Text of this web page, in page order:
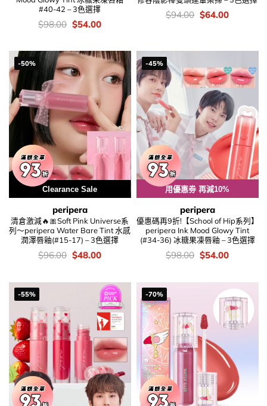
#40-42 – 3色選擇
價
錢：
$98.00 Original
price
$98.00.
$54.00Current
$54.00.
價
錢：
$94.00 Original
price
$64.00Current
-50%
Clearance Sale
peripera
清倉激減🔥🎀Soft Pink Universe系
列～peripera Water Bare Tint 水感
潤澤唇釉(#15-17) – 3色選擇
價
$96.00 Original
$96.00.
$48.00Current
$48.00.
-45%
用優惠劵 再減10%
peripera
優惠碼再9折!【School of Hip系列】
peripera Ink Mood Glowy Tint
(#34-36) 冰糖果凍唇釉 – 3色選擇
價
$98.00 Original
$98.00.
$54.00Current
$54.00.
-55% -70%